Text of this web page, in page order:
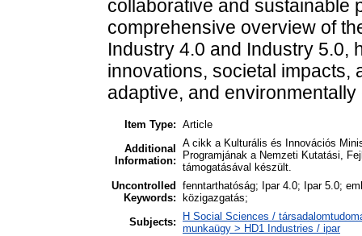
collaborative and sustainable
comprehensive overview of
Industry 4.0 and Industry 5.0,
innovations, societal impacts,
adaptive, and
Item Type: Article
Additional
Information:
A cikk a Kulturális és Innovációs
Programjának a Nemzeti Kutatási,
támogatásával készült.
Uncontrolled
Keywords:
fenntarthatóság; Ipar 4.0; Ipar 5.0;
közigazgatás;
Subjects:
H Social Sciences /
munkaügy > HD1 Industries / ipar